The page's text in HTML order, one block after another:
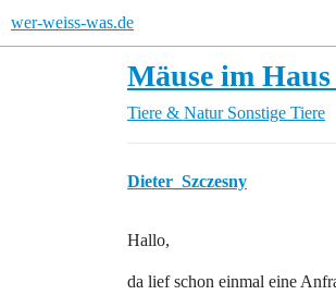
wer-weiss-was.de
Mäuse im
Tiere & Natur Sonstige Tiere
Dieter_Szczesny
Hallo,
da lief schon einmal eine